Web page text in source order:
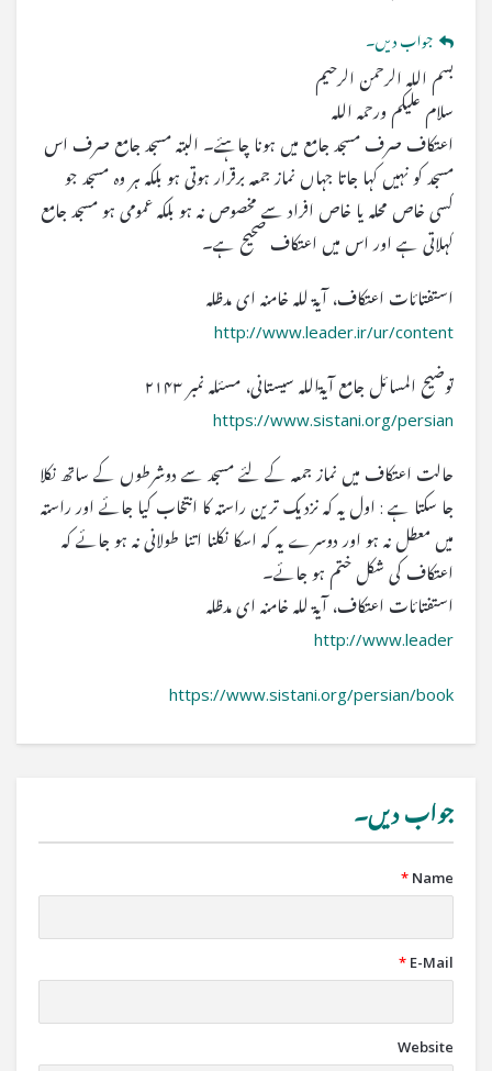
جواب دیں۔
بسم اللہ الرحمن الرحیم
سلام علیکم ورحمہ اللہ
اعتکاف صرف مسجد جامع میں ہونا چاہئے۔ البتہ مسجد جامع صرف اس
مسجد کو نہیں کہا جاتا جہاں نماز جمعہ برقرار ہوتی ہو بلکہ ہر وہ مسجد جو
کسی خاص محلہ یا خاص افراد سے مخصوص نہ ہو بلکہ عمومی ہو مسجد جامع
کہلاتی ہے اور اس میں اعتکاف صحیح ہے۔
استفتائات اعتکاف، آیۃ للہ خامنہ ای مدظلہ
http://www.leader.ir/ur/content
توضیح المسائل جامع آیۃاللہ سیستانی، مسئلہ نمبر ۲۱۴۳
https://www.sistani.org/persian
حالت اعتکاف میں نماز جمعہ کے لئے مسجد سے دوشرطوں کے ساتھ نکلا
جا سکتا ہے : اول یہ کہ نزدیک ترین راستہ کا انتخاب کیا جائے اور راستہ
میں معطل نہ ہو اور دوسرے یہ کہ اسکا نکلنا اتنا طولانی نہ ہو جائے کہ
اعتکاف کی شکل ختم ہو جائے۔
استفتائات اعتکاف، آیۃ للہ خامنہ ای مدظلہ
http://www.leader
https://www.sistani.org/persian/book
جواب دیں۔
Name
*
E-Mail
*
Website